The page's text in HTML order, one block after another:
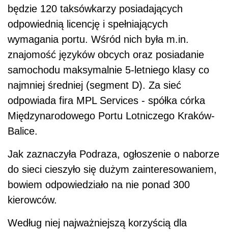
będzie 120 taksówkarzy posiadających
odpowiednią licencję i spełniających
wymagania portu. Wśród nich była m.in.
znajomość języków obcych oraz posiadanie
samochodu maksymalnie 5-letniego klasy co
najmniej średniej (segment D). Za sieć
odpowiada fira MPL Services - spółka córka
Międzynarodowego Portu Lotniczego Kraków-
Balice.
Jak zaznaczyła Podraza, ogłoszenie o naborze
do sieci cieszyło się dużym zainteresowaniem,
bowiem odpowiedziało na nie ponad 300
kierowców.
Według niej najważniejszą korzyścią dla